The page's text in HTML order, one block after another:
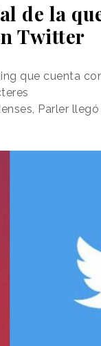
de la
Twitter
que cuenta
Parler